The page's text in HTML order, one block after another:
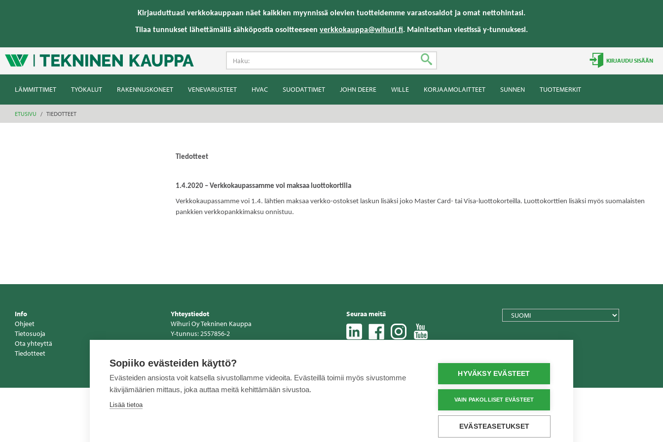
Kirjauduttuasi verkkokauppaan näet kaikkien myynnissä olevien tuotteidemme varastosaldot ja omat nettohintasi.
Tilaa tunnukset lähettämällä sähköpostia osoitteeseen verkkokauppa@wihuri.fi. Mainitsethan viestissä y-tunnuksesi.
KIRJAUDU SISÄÄN
LÄMMITTIMET TYÖKALUT RAKENNUSKONEET VENEVARUSTEET HVAC SUODATTIMET JOHN DEERE WILLE KORJAAMOLAITTEET SUNNEN TUOTEMERKIT
ETUSIVU TIEDOTTEET
Tiedotteet
1.4.2020 – Verkkokaupassamme voi maksaa luottokortilla
Verkkokaupassamme voi 1.4. lähtien maksaa verkko-ostokset laskun lisäksi joko Master Card- tai Visa-luottokorteilla. Luottokorttien lisäksi myös suomalaisten
pankkien verkkopankkimaksu onnistuu.
Info
Ohjeet
Tietosuoja
Ota yhteyttä
Tiedotteet
Yhteystiedot
Wihuri Oy Tekninen Kauppa
Y-tunnus: 2557856-2
Seuraa meitä TEXT.LANGUAGE
Sopiiko evästeiden käyttö?
Evästeiden ansiosta voit katsella sivustollamme videoita. Evästeillä toimii myös sivustomme
kävijämäärien mittaus, joka auttaa meitä kehittämään sivustoa.
Lisää tietoa
HYVÄKSY EVÄSTEET
VAIN PAKOLLISET EVÄSTEET
EVÄSTEASETUKSET